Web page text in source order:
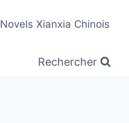
Novels Xianxia Chinois
Rechercher